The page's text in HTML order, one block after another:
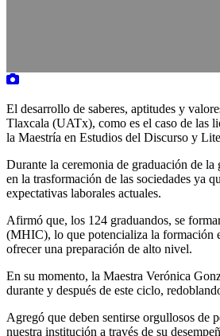
El desarrollo de saberes, aptitudes y
Tlaxcala (UATx), como es el caso de las
la Maestría en Estudios del Discurso y
Durante la ceremonia de graduación de
en la trasformación de las sociedades ya
expectativas laborales actuales.
Afirmó que, los 124 graduandos, se
(MHIC), lo que potencializa la formación
ofrecer una preparación de alto nivel.
En su momento, la Maestra Verónica
durante y después de este ciclo,
Agregó que deben sentirse orgullosos de
nuestra institución a través de su